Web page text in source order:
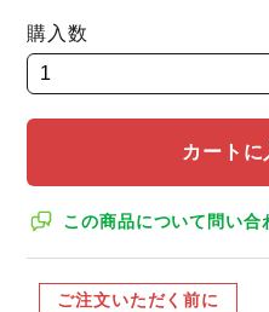
購入数
カートに
この商品について問い合
ご注文いただく前に